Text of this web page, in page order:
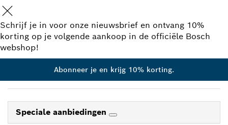
Schrijf je in voor onze nieuwsbrief en ontvang 10%
korting op je volgende aankoop in de officiële Bosch
webshop!
Abonneer je en krijg 10% korting.
Speciale aanbiedingen